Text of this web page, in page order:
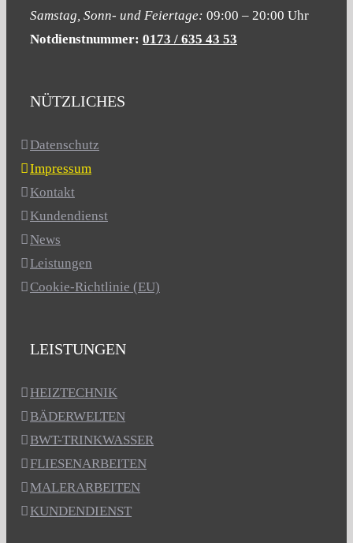
Samstag, Sonn- und Feiertage: 09:00 – 20:00 Uhr
Notdienstnummer: 0173 / 635 43 53
NÜTZLICHES
Datenschutz
Impressum
Kontakt
Kundendienst
News
Leistungen
Cookie-Richtlinie (EU)
LEISTUNGEN
HEIZTECHNIK
BÄDERWELTEN
BWT-TRINKWASSER
FLIESENARBEITEN
MALERARBEITEN
KUNDENDIENST